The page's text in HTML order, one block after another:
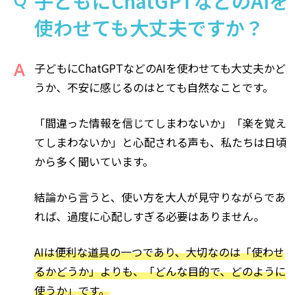
使わせても大丈夫ですか？
子どもにChatGPTなどのAIを使わせても大丈夫かど
うか、不安に感じるのはとても自然なことです。
「間違った情報を信じてしまわないか」「楽を覚え
てしまわないか」と心配される声も、私たちは日頃
から多く聞いています。
結論から言うと、使い方を大人が見守りながらであ
れば、過度に心配しすぎる必要はありません。
AIは便利な道具の一つであり、大切なのは「使わせ
るかどうか」よりも、「どんな目的で、どのように
使うか」です。